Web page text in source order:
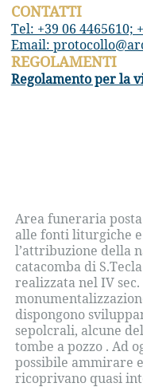
CONTATTI
Tel: +39 06 4465610;
Email:
REGOLAMENTI
Regolamento per la
Area funeraria
alle fonti liturgiche
l’attribuzione della
catacomba di
realizzata nel IV
dispongono
sepolcrali, alcune
tombe a pozzo . Ad
possibile ammirare
ricoprivano quasi